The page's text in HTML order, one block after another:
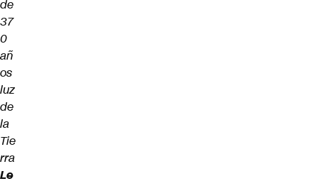
de
37
0
añ
os
luz
de
la
Tie
rra
Le